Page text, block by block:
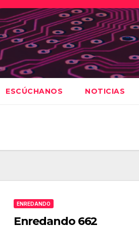
ESCÚCHANOS NOTICIAS
ENREDANDO
Enredando 662